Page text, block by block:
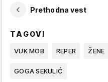
Prethodna vest
TAGOVI
VUK MOB REPER ŽENE
GOGA SEKULIĆ